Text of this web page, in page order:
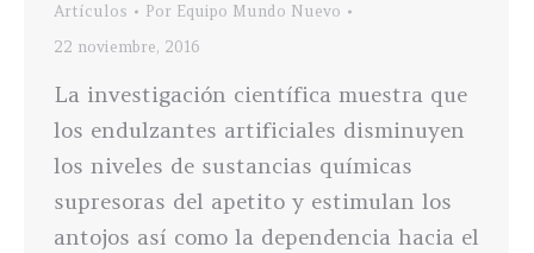
Artículos Por Equipo Mundo Nuevo
22 noviembre, 2016
La investigación científica muestra que
los endulzantes artificiales disminuyen
los niveles de sustancias químicas
supresoras del apetito y estimulan los
antojos así como la dependencia hacia el